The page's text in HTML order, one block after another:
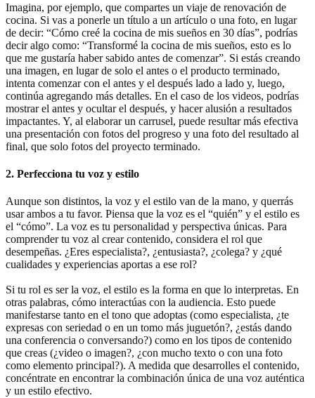
Imagina, por ejemplo, que compartes un viaje de renovación de
cocina. Si vas a ponerle un título a un artículo o una foto, en lugar
de decir: “Cómo creé la cocina de mis sueños en 30 días”, podrías
decir algo como: “Transformé la cocina de mis sueños, esto es lo
que me gustaría haber sabido antes de comenzar”. Si estás creando
una imagen, en lugar de solo el antes o el producto terminado,
intenta comenzar con el antes y el después lado a lado y, luego,
continúa agregando más detalles. En el caso de los videos, podrías
mostrar el antes y ocultar el después, y hacer alusión a resultados
impactantes. Y, al elaborar un carrusel, puede resultar más efectiva
una presentación con fotos del progreso y una foto del resultado al
final, que solo fotos del proyecto terminado.
2. Perfecciona tu voz y estilo
Aunque son distintos, la voz y el estilo van de la mano, y querrás
usar ambos a tu favor. Piensa que la voz es el “quién” y el estilo es
el “cómo”. La voz es tu personalidad y perspectiva únicas. Para
comprender tu voz al crear contenido, considera el rol que
desempeñas. ¿Eres especialista?, ¿entusiasta?, ¿colega? y ¿qué
cualidades y experiencias aportas a ese rol?
Si tu rol es ser la voz, el estilo es la forma en que lo interpretas. En
otras palabras, cómo interactúas con la audiencia. Esto puede
manifestarse tanto en el tono que adoptas (como especialista, ¿te
expresas con seriedad o en un tomo más juguetón?, ¿estás dando
una conferencia o conversando?) como en los tipos de contenido
que creas (¿video o imagen?, ¿con mucho texto o con una foto
como elemento principal?). A medida que desarrolles el contenido,
concéntrate en encontrar la combinación única de una voz auténtica
y un estilo efectivo.